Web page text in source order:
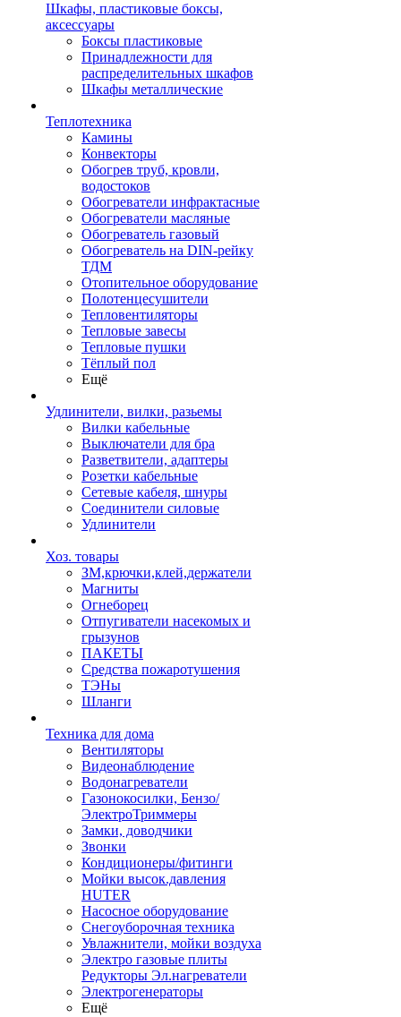
Шкафы, пластиковые боксы,
аксессуары
Боксы пластиковые
Принадлежности для
распределительных шкафов
Шкафы металлические
Теплотехника
Камины
Конвекторы
Обогрев труб, кровли,
водостоков
Обогреватели инфрактасные
Обогреватели масляные
Обогреватель газовый
Обогреватель на DIN-рейку
ТДМ
Отопительное оборудование
Полотенцесушители
Тепловентиляторы
Тепловые завесы
Тепловые пушки
Тёплый пол
Ещё
Удлинители, вилки, разьемы
Вилки кабельные
Выключатели для бра
Разветвители, адаптеры
Розетки кабельные
Сетевые кабеля, шнуры
Соединители силовые
Удлинители
Хоз. товары
ЗМ,крючки,клей,держатели
Магниты
Огнеборец
Отпугиватели насекомых и
грызунов
ПАКЕТЫ
Средства пожаротушения
ТЭНы
Шланги
Техника для дома
Вентиляторы
Видеонаблюдение
Водонагреватели
Газонокосилки, Бензо/
ЭлектроТриммеры
Замки, доводчики
Звонки
Кондиционеры/фитинги
Мойки высок.давления
HUTER
Насосное оборудование
Снегоуборочная техника
Увлажнители, мойки воздуха
Электро газовые плиты
Редукторы Эл.нагреватели
Электрогенераторы
Ещё